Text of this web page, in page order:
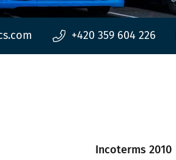
+420 359 604 226
Incoterms 2010